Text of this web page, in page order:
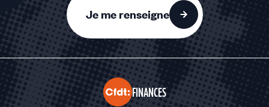
Je me renseigne
FINANCES